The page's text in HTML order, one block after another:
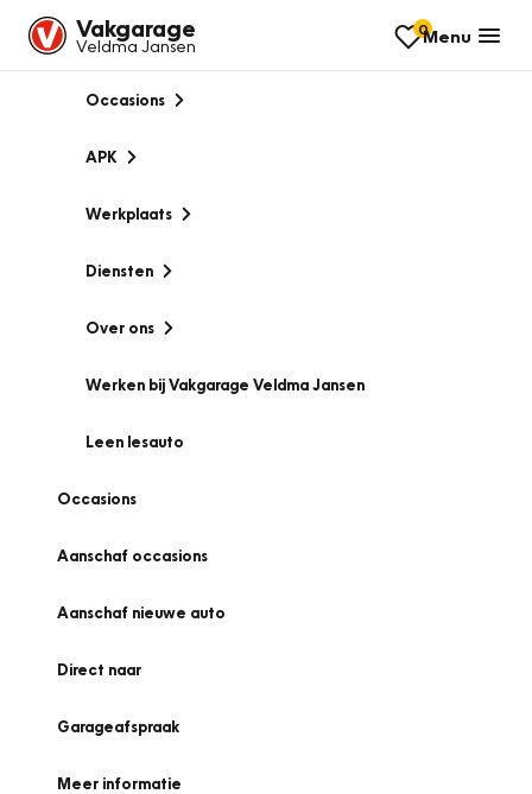
Vakgarage
Veldma Jansen
0Menu
Occasions
APK
Werkplaats
Diensten
Over ons
Werken bij Vakgarage Veldma Jansen
Leen lesauto
Occasions
Aanschaf occasions
Aanschaf nieuwe auto
Direct naar
Garageafspraak
Meer informatie